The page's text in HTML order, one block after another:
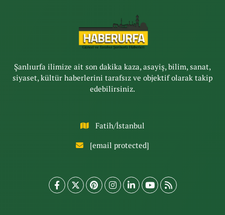
Şanlıurfa ilimize ait son dakika kaza, asayiş, bilim, sanat,
siyaset, kültür haberlerini tarafsız ve objektif olarak takip
edebilirsiniz.
Fatih/İstanbul
[email protected]